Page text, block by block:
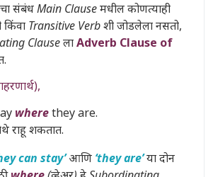
संबंधMain Clauseमधील कोणत्याही
किंवा Transitive Verbशी जोडलेला नसतो,
ClauseलाAdverb Clause of
wherethey are.
राहू शकतात.
can stay’आणि ‘they are’या दोन